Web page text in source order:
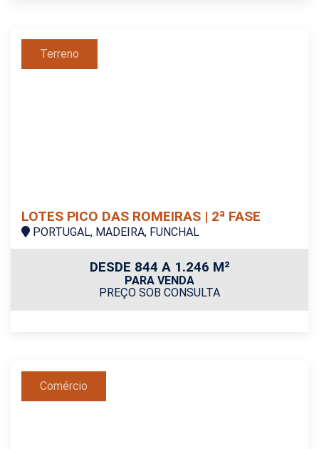
Terreno
LOTES PICO DAS ROMEIRAS | 2ª FASE
PORTUGAL, MADEIRA, FUNCHAL
DESDE 844 A 1.246 M²
PARA VENDA
PREÇO SOB CONSULTA
Comércio